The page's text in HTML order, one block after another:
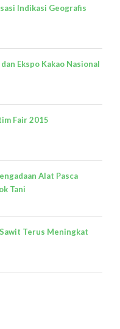
Indikasi Geografis
Ekspo Kakao Nasional
Fair 2015
Alat Pasca
Tani
Terus Meningkat